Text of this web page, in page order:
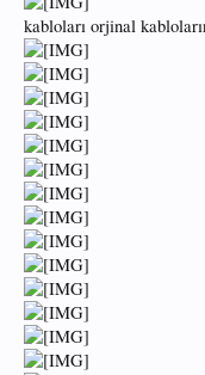
kabloları orjinal